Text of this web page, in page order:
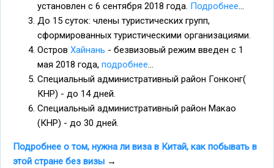
установлен с 6 сентября 2018 года. Подробнее...
До 15 суток: члены туристических групп,
сформированных туристическими организациями.
Остров Хайнань - безвизовый режим введен с 1
мая 2018 года, подробнее...
Специальный административный район Гонконг(
КНР) - до 14 дней.
Специальный административный район Макао
(КНР) - до 30 дней.
Подробнее о том, нужна ли виза в Китай, как побывать в
этой стране без визы →